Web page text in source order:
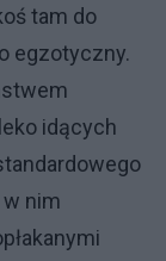
tam do
egzotyczny.
idących
nim